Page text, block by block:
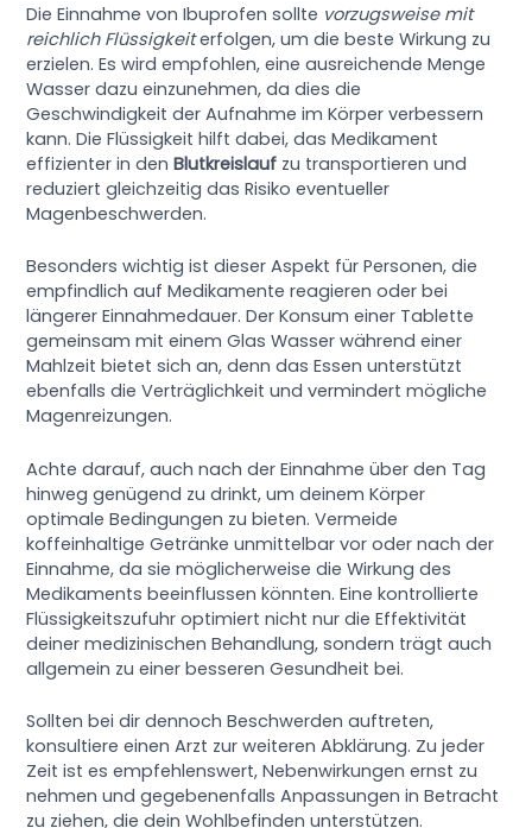
Die Einnahme von Ibuprofen sollte vorzugsweise mit
reichlich Flüssigkeiterfolgen, um die beste Wirkung zu
erzielen. Es wird empfohlen, eine ausreichende Menge
Wasser dazu einzunehmen, da dies die
Geschwindigkeit der Aufnahme im Körper verbessern
kann. Die Flüssigkeit hilft dabei, das Medikament
effizienter in denBlutkreislauf zu transportieren und
reduziert gleichzeitig das Risiko eventueller
Magenbeschwerden.
Besonders wichtig ist dieser Aspekt für Personen, die
empfindlich auf Medikamente reagieren oder bei
längerer Einnahmedauer. Der Konsum einer Tablette
gemeinsam mit einem Glas Wasser während einer
Mahlzeit bietet sich an, denn das Essen unterstützt
ebenfalls die Verträglichkeit und vermindert mögliche
Magenreizungen.
Achte darauf, auch nach der Einnahme über den Tag
hinweg genügend zu drinkt, um deinem Körper
optimale Bedingungen zu bieten. Vermeide
koffeinhaltige Getränke unmittelbar vor oder nach der
Einnahme, da sie möglicherweise die Wirkung des
Medikaments beeinflussen könnten. Eine kontrollierte
Flüssigkeitszufuhr optimiert nicht nur die Effektivität
deiner medizinischen Behandlung, sondern trägt auch
allgemein zu einer besseren Gesundheit bei.
Sollten bei dir dennoch Beschwerden auftreten,
konsultiere einen Arzt zur weiteren Abklärung. Zu jeder
Zeit ist es empfehlenswert, Nebenwirkungen ernst zu
nehmen und gegebenenfalls Anpassungen in Betracht
zu ziehen, die dein Wohlbefinden unterstützen.